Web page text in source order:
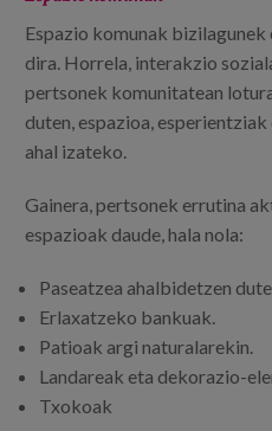
Espazio komunak
dira. Horrela, interakzio
pertsonek komunitatean
duten, espazioa,
ahal izateko.
Gainera, pertsonek errutina
espazioak daude, hala nola:
Paseatzea ahalbidetzen
Erlaxatzeko bankuak.
Patioak argi naturalarekin.
Landareak eta dekorazio-
Txokoak